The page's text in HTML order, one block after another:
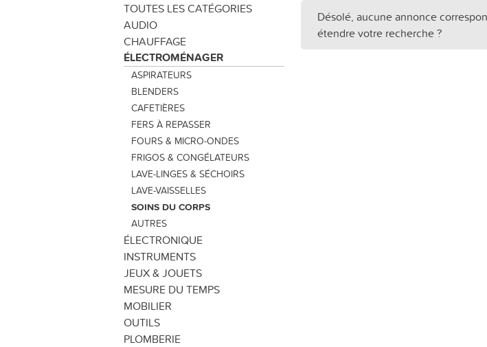
TOUTES LES CATÉGORIES
AUDIO
CHAUFFAGE
ÉLECTROMÉNAGER
ASPIRATEURS
BLENDERS
CAFETIÈRES
FERS À REPASSER
FOURS & MICRO-ONDES
FRIGOS & CONGÉLATEURS
LAVE-LINGES & SÉCHOIRS
LAVE-VAISSELLES
SOINS DU CORPS
AUTRES
ÉLECTRONIQUE
INSTRUMENTS
JEUX & JOUETS
MESURE DU TEMPS
MOBILIER
OUTILS
PLOMBERIE
Désolé, aucune annonce
étendre votre recherche ?